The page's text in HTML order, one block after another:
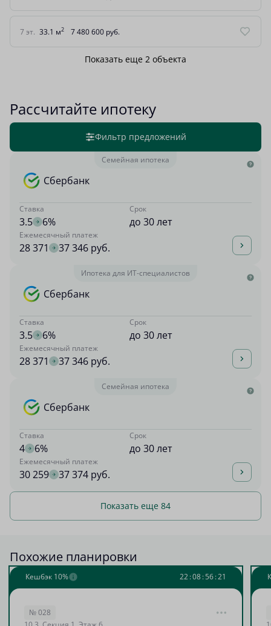
7 эт. 33.1 м2 7 480 600 руб.
Показать еще 2 объектa
Рассчитайте ипотеку
Фильтр предложений
Семейная ипотека
Сбербанк
Ставка
3.5 6%
Срок
до 30 лет
Ежемесячный платеж
28 371 37 346 руб.
Ипотека для ИТ-специалистов
Сбербанк
Ставка
3.5 6%
Срок
до 30 лет
Ежемесячный платеж
28 371 37 346 руб.
Семейная ипотека
Сбербанк
Ставка
4 6%
Срок
до 30 лет
Ежемесячный платеж
30 259 37 374 руб.
Показать еще 84
Похожие планировки
Кешбэк 10% 22:08:56:20
№ 028